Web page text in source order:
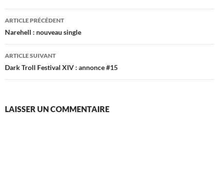
Navigation
des
articles
ARTICLE PRÉCÉDENT
Narehell : nouveau single
ARTICLE SUIVANT
Dark Troll Festival XIV : annonce #15
LAISSER UN COMMENTAIRE